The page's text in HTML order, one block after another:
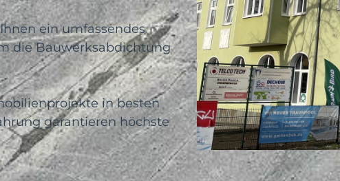
ein umfassendes
die Bauwerksabdichtung
in besten
garantieren höchste